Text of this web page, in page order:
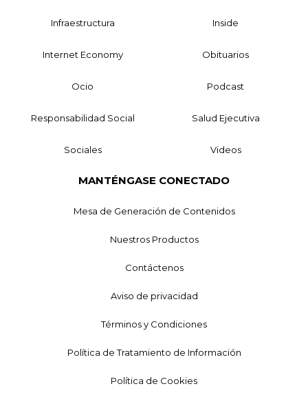
Infraestructura Inside
Internet Economy Obituarios
Ocio Podcast
Responsabilidad Social Salud Ejecutiva
Sociales Videos
MANTÉNGASE CONECTADO
Mesa de Generación de Contenidos
Nuestros Productos
Contáctenos
Aviso de privacidad
Términos y Condiciones
Política de Tratamiento de Información
Política de Cookies